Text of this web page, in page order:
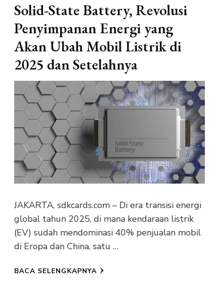
Solid-State Battery, Revolusi
Penyimpanan Energi yang
Akan Ubah Mobil Listrik di
2025 dan Setelahnya
JAKARTA, sdkcards.com – Di era transisi energi
global tahun 2025, di mana kendaraan listrik
(EV) sudah mendominasi 40% penjualan mobil
di Eropa dan China, satu …
BACA SELENGKAPNYA